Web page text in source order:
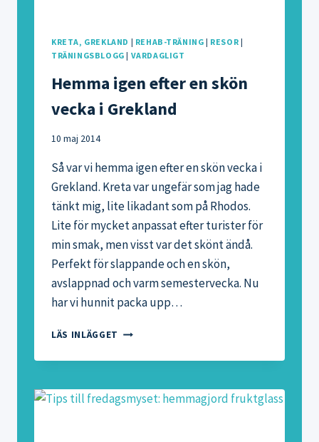
KRETA, GREKLAND | REHAB-TRÄNING | RESOR |
TRÄNINGSBLOGG | VARDAGLIGT
Hemma igen efter en skön
vecka i Grekland
10 maj 2014
Så var vi hemma igen efter en skön vecka i
Grekland. Kreta var ungefär som jag hade
tänkt mig, lite likadant som på Rhodos.
Lite för mycket anpassat efter turister för
min smak, men visst var det skönt ändå.
Perfekt för slappande och en skön,
avslappnad och varm semestervecka. Nu
har vi hunnit packa upp…
LÄS INLÄGGET HEMMA
EFTER
SKÖN
VECKA